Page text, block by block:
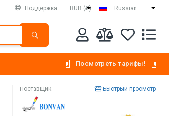
Поддержка RUB (₽) Russian
Посмотреть тарифы!
Поставщик Быстрый просмотр